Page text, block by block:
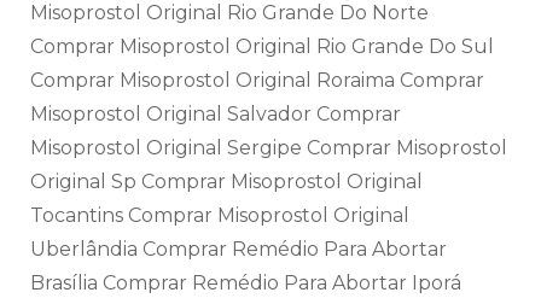
Misoprostol Original Rio Grande Do Norte
Comprar Misoprostol Original Rio Grande Do Sul
Comprar Misoprostol Original Roraima Comprar
Misoprostol Original Salvador Comprar
Misoprostol Original Sergipe Comprar Misoprostol
Original Sp Comprar Misoprostol Original
Tocantins Comprar Misoprostol Original
Uberlândia Comprar Remédio Para Abortar
Brasília Comprar Remédio Para Abortar Iporá